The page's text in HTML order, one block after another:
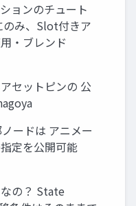
ョンのチュート
のみ、Slot付きア
・ブレンド
セットピンの 公
ードは アニメー
定を公開可能
の？ State